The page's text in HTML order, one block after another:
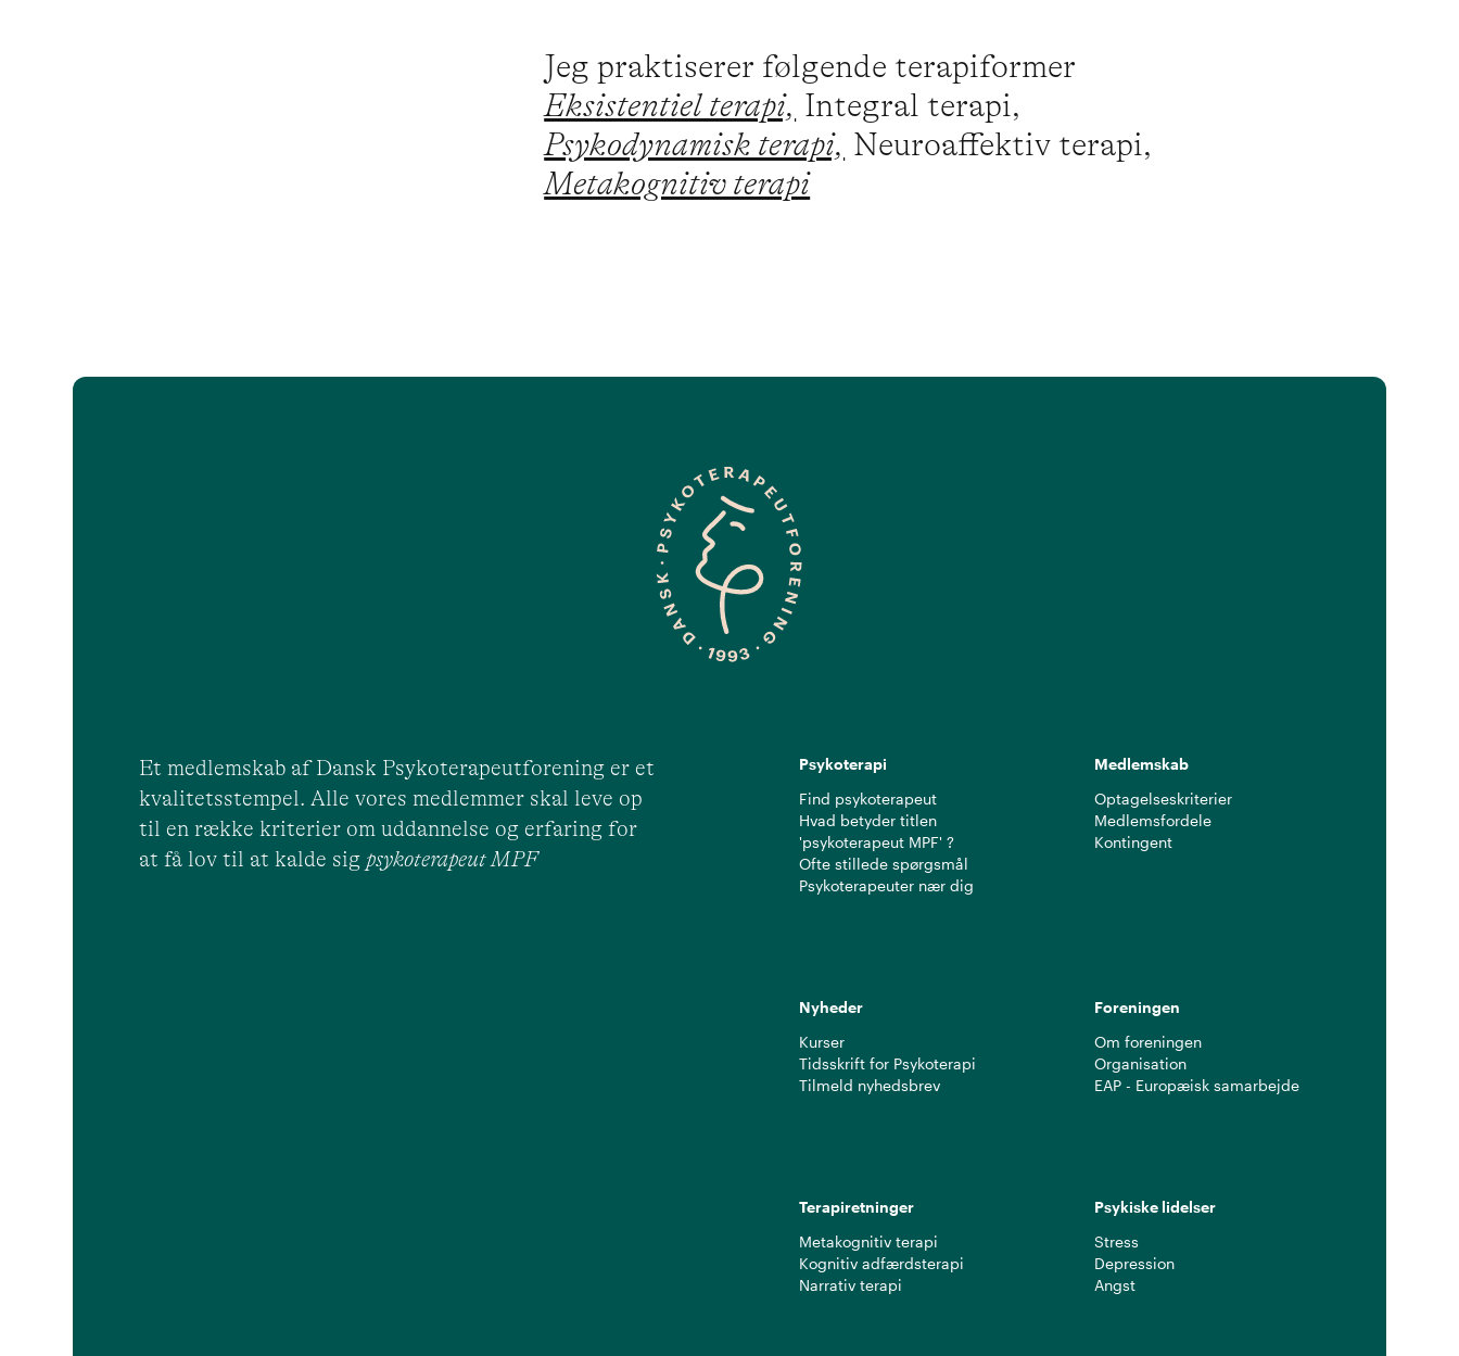
Jeg praktiserer følgende terapiformer
Eksistentiel terapi, Integral terapi,
Psykodynamisk terapi, Neuroaffektiv terapi,
Metakognitiv terapi
Et medlemskab af Dansk Psykoterapeutforening er et
kvalitetsstempel. Alle vores medlemmer skal leve op
til en række kriterier om uddannelse og erfaring for
at få lov til at kalde sig psykoterapeut MPF
Psykoterapi
Find psykoterapeut
Hvad betyder titlen
'psykoterapeut MPF' ?
Ofte stillede spørgsmål
Psykoterapeuter nær dig
Medlemskab
Optagelseskriterier
Medlemsfordele
Kontingent
Nyheder
Kurser
Tidsskrift for Psykoterapi
Tilmeld nyhedsbrev
Foreningen
Om foreningen
Organisation
EAP - Europæisk samarbejde
Terapiretninger
Metakognitiv terapi
Kognitiv adfærdsterapi
Narrativ terapi
Psykiske lidelser
Stress
Depression
Angst